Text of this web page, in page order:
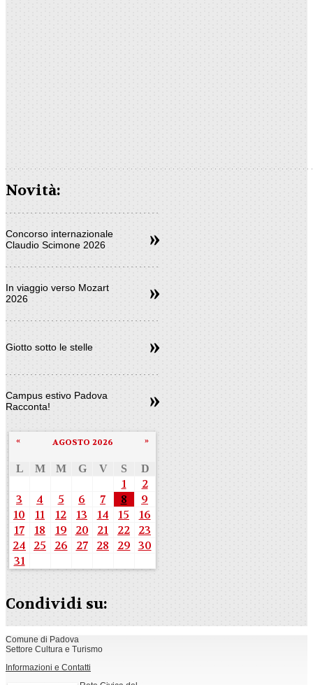
Novità:
Concorso internazionale
Claudio Scimone 2026
In viaggio verso Mozart
2026
Giotto sotto le stelle
Campus estivo Padova
Racconta!
AGOSTO 2026
« »
L M M G V S D
1
2
3
4 5 6 7 8
9
10
11 12 13 14 15
16
17
18 19 20 21 22
23
24
25 26 27 28 29 30
31
Condividi su:
Comune di Padova
Settore Cultura e Turismo
Informazioni e Contatti